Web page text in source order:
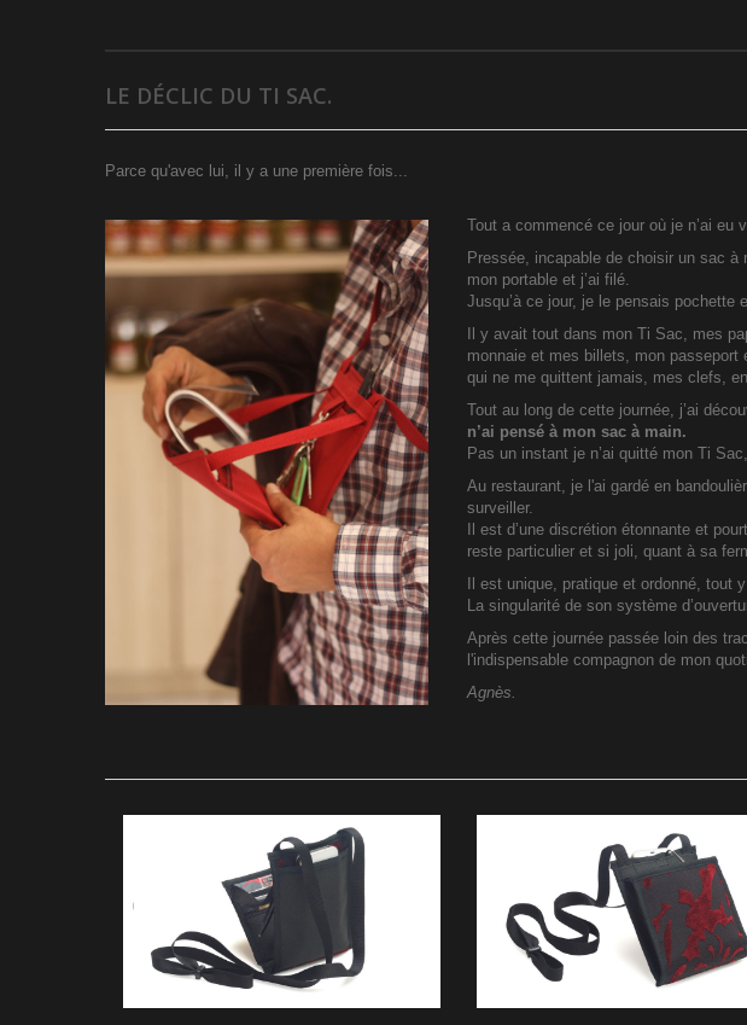
LE DÉCLIC DU TI SAC.
Parce qu'avec lui, il y a une première fois...
Tout a commencé ce jour où je n’ai eu
Pressée, incapable de choisir un sac
mon portable et j’ai filé.
Jusqu’à ce jour, je le pensais pochette
Il y avait tout dans mon Ti Sac, mes
monnaie et mes billets, mon passeport
qui ne me quittent jamais, mes clefs,
Tout au long de cette journée, j’ai
n’ai pensé à mon sac à main.
Pas un instant je n’ai quitté mon Ti
Au restaurant, je l'ai gardé en
surveiller.
Il est d’une discrétion étonnante et
reste particulier et si joli, quant à sa
Il est unique, pratique et ordonné, tout
La singularité de son système
Après cette journée passée loin des
l'indispensable compagnon de mon
Agnès.